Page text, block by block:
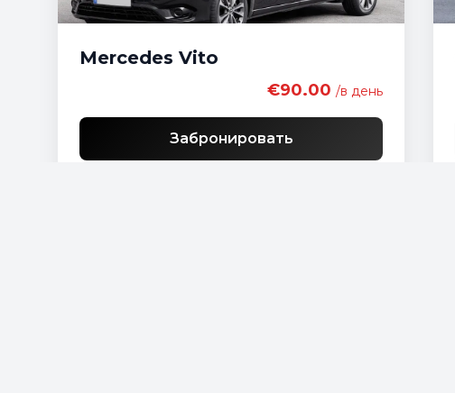
Mercedes Vito
€90.00 /в день
Забронировать